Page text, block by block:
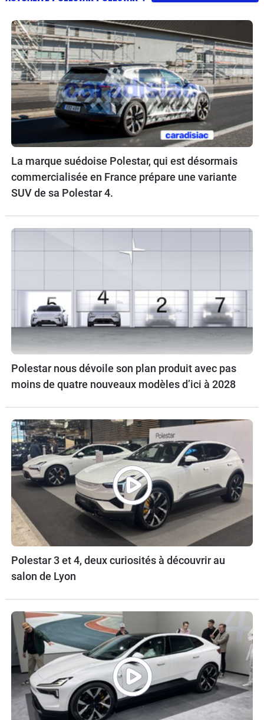
La marque suédoise Polestar, qui est désormais
commercialisée en France prépare une variante
SUV de sa Polestar 4.
Polestar nous dévoile son plan produit avec pas
moins de quatre nouveaux modèles d’ici à 2028
Polestar 3 et 4, deux curiosités à découvrir au
salon de Lyon